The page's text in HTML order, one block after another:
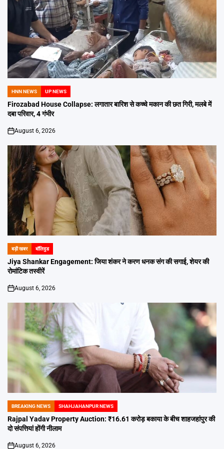
POSTED
IN
HNN NEWS UP NEWS
Firozabad House Collapse: लगातार बारिश से कच्चे मकान की छत गिरी, मलबे में
दबा परिवार, 4 गंभीर
on
August 6, 2026
POSTED
IN
बड़ी खबर बॉलिवुड
Jiya Shankar Engagement: जिया शंकर ने करण धनक संग की सगाई, शेयर की
रोमांटिक तस्वीरें
on
August 6, 2026
POSTED
IN
BREAKING NEWS SHAHJAHANPUR NEWS
Rajpal Yadav Property Auction: ₹16.61 करोड़ बकाया के बीच शाहजहांपुर की
दो संपत्तियां होंगी नीलाम
August 6, 2026